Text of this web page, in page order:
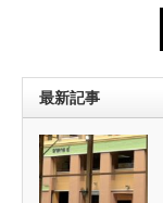
最新記事